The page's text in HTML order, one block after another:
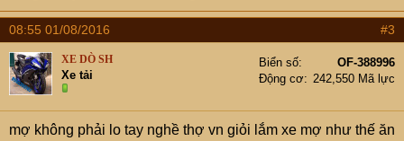
08:55 01/08/2016 #3
XE DÒ SH
Xe tải
Biển số
OF-388996
Động cơ
242,550 Mã lực
mợ không phải lo tay nghề thợ vn giỏi lắm xe mợ như thế ăn